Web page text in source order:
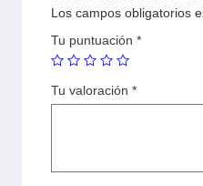
Los campos obligatorios
Tu puntuación *
Tu valoración *